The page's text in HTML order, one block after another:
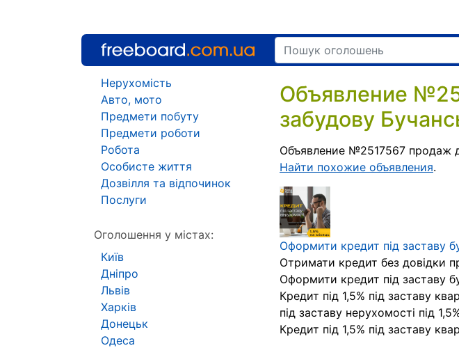
Объявление
забудову
Объявление №2517567 продаж
Найти похожие объявления.
Оформити кредит під заставу
Отримати кредит без довідки
Оформити кредит під заставу
Кредит під 1,5% під заставу
під заставу нерухомості під
Кредит під 1,5% під заставу
Нерухомість
Авто, мото
Предмети побуту
Предмети роботи
Робота
Особисте життя
Дозвілля та відпочинок
Послуги
Оголошення у містах:
Київ
Дніпро
Львів
Харків
Донецьк
Одеса